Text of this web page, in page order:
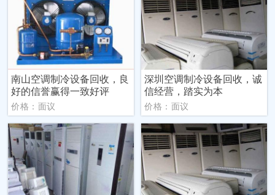
南山空调制冷设备回收，良
好的信誉赢得一致好评
价格：面议
深圳空调制冷设备回收，诚
信经营，踏实为本
价格：面议